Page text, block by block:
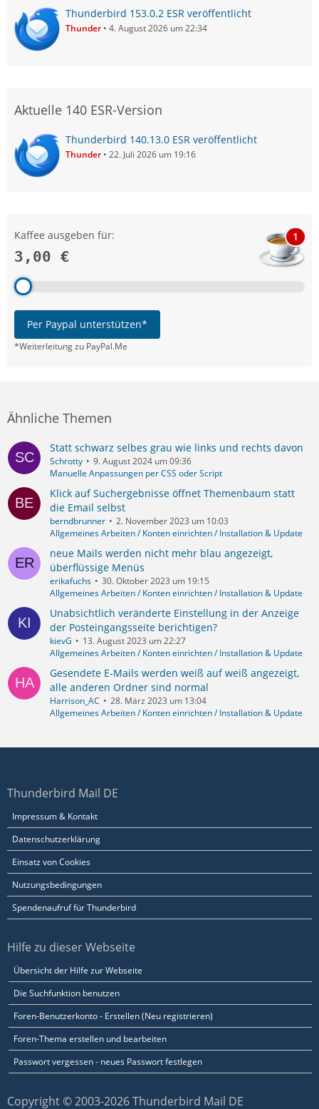
Thunderbird 153.0.2 ESR veröffentlicht
Thunder 4. August 2026 um 22:34
Aktuelle 140 ESR-Version
Thunderbird 140.13.0 ESR veröffentlicht
Thunder 22. Juli 2026 um 19:16
Kaffee ausgeben für:
3,00 €
1
Per Paypal unterstützen*
*Weiterleitung zu PayPal.Me
Ähnliche Themen
Statt schwarz selbes grau wie links und rechts davon
Schrotty
9. August 2024 um 09:36
Manuelle Anpassungen per CSS oder Script
Klick auf Suchergebnisse öffnet Themenbaum statt
die Email selbst
berndbrunner
2. November 2023 um 10:03
Allgemeines Arbeiten / Konten einrichten / Installation & Update
neue Mails werden nicht mehr blau angezeigt,
überflüssige Menüs
erikafuchs
30. Oktober 2023 um 19:15
Allgemeines Arbeiten / Konten einrichten / Installation & Update
Unabsichtlich veränderte Einstellung in der Anzeige
der Posteingangsseite berichtigen?
kievG
13. August 2023 um 22:27
Allgemeines Arbeiten / Konten einrichten / Installation & Update
Gesendete E-Mails werden weiß auf weiß angezeigt,
alle anderen Ordner sind normal
Harrison_AC
28. März 2023 um 13:04
Allgemeines Arbeiten / Konten einrichten / Installation & Update
Thunderbird Mail DE
Impressum & Kontakt
Datenschutzerklärung
Einsatz von Cookies
Nutzungsbedingungen
Spendenaufruf für Thunderbird
Hilfe zu dieser Webseite
Übersicht der Hilfe zur Webseite
Die Suchfunktion benutzen
Foren-Benutzerkonto - Erstellen (Neu registrieren)
Foren-Thema erstellen und bearbeiten
Passwort vergessen - neues Passwort festlegen
Copyright © 2003-2026 Thunderbird Mail DE